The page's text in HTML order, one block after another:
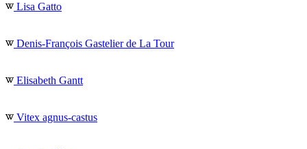
Lisa Gatto
Denis-François Gastelier de La Tour
Elisabeth Gantt
Vitex agnus-castus